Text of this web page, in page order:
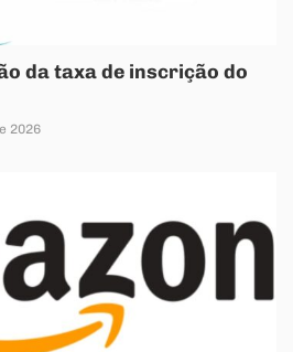
da taxa de inscrição do
2026